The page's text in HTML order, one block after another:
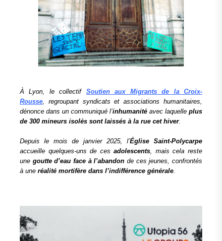
À Lyon, le collectif Soutien aux Migrants de la Croix-
Rousse, regroupant syndicats et associations humanitaires,
dénonce dans un communiqué l’inhumanité avec laquelle plus
de 300 mineurs isolés sont laissés à la rue cet hiver.
Depuis le mois de janvier 2025, l’Église Saint-Polycarpe
accueille quelques-uns de cesadolescents , mais cela reste
une goutte d’eau face à l’abandon de ces jeunes, confrontés
à une réalité mortifère dans l’indifférence générale